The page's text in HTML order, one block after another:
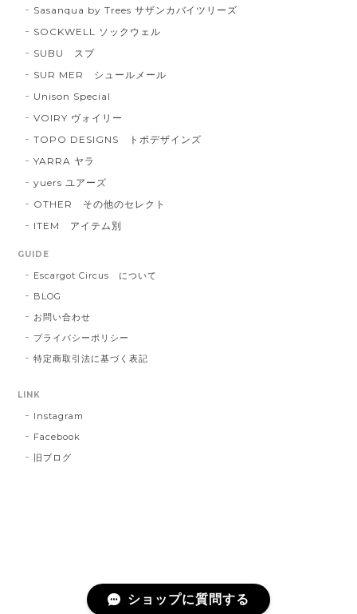
Sasanqua by Trees サザンカバイツリーズ
SOCKWELL ソックウェル
SUBU スブ
SUR MER シュールメール
Unison Special
VOIRY ヴォイリー
TOPO DESIGNS トポデザインズ
YARRA ヤラ
yuers ユアーズ
OTHER その他のセレクト
ITEM アイテム別
GUIDE
Escargot Circus について
BLOG
お問い合わせ
プライバシーポリシー
特定商取引法に基づく表記
LINK
Instagram
Facebook
旧ブログ
ショップに質問する